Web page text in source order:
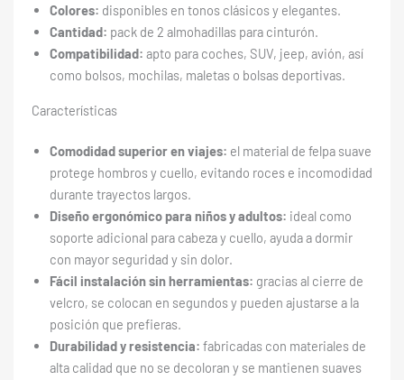
Colores: disponibles en tonos clásicos y elegantes.
Cantidad: pack de 2 almohadillas para cinturón.
Compatibilidad: apto para coches, SUV, jeep, avión, así
como bolsos, mochilas, maletas o bolsas deportivas.
Características
Comodidad superior en viajes: el material de felpa suave
protege hombros y cuello, evitando roces e incomodidad
durante trayectos largos.
Diseño ergonómico para niños y adultos: ideal como
soporte adicional para cabeza y cuello, ayuda a dormir
con mayor seguridad y sin dolor.
Fácil instalación sin herramientas: gracias al cierre de
velcro, se colocan en segundos y pueden ajustarse a la
posición que prefieras.
Durabilidad y resistencia: fabricadas con materiales de
alta calidad que no se decoloran y se mantienen suaves